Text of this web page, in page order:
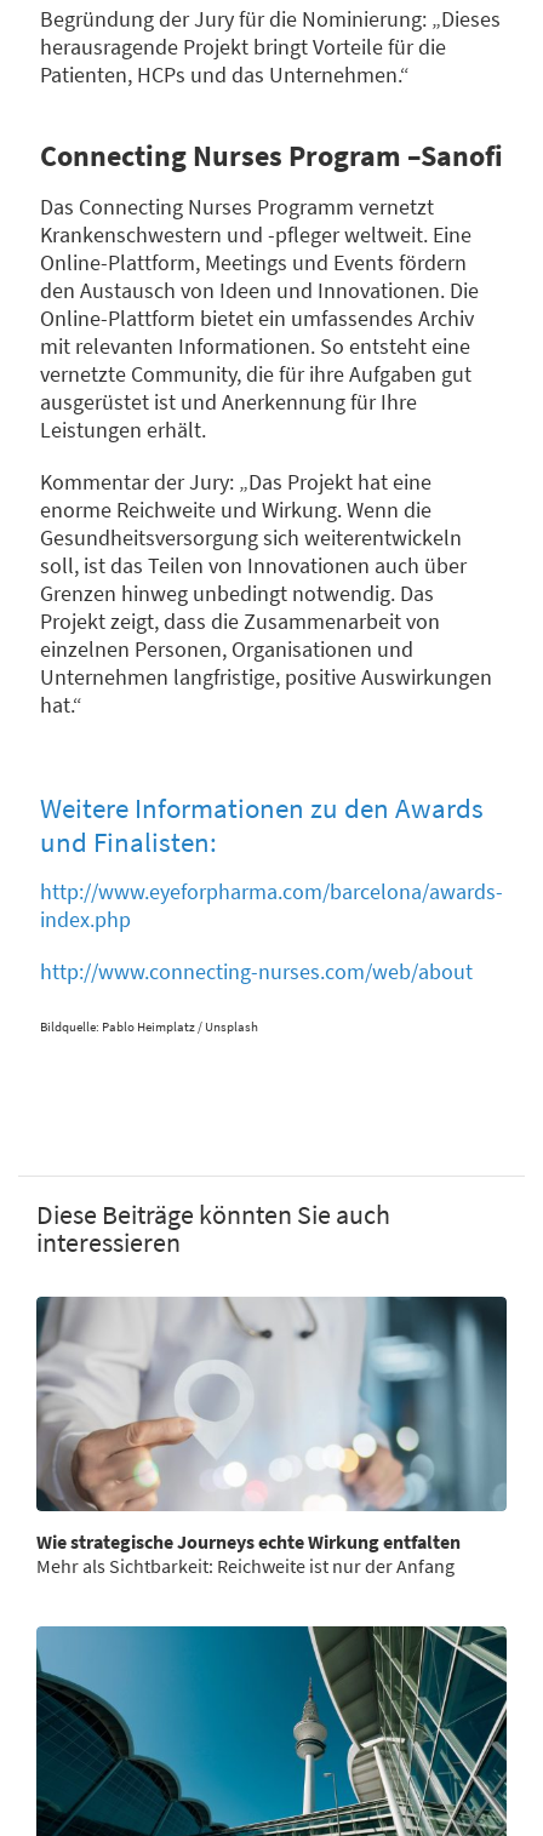
Begründung der Jury für die Nominierung: „Dieses
herausragende Projekt bringt Vorteile für die
Patienten, HCPs und das Unternehmen.“
Connecting Nurses Program –Sanofi
Das Connecting Nurses Programm vernetzt
Krankenschwestern und -pfleger weltweit. Eine
Online-Plattform, Meetings und Events fördern
den Austausch von Ideen und Innovationen. Die
Online-Plattform bietet ein umfassendes Archiv
mit relevanten Informationen. So entsteht eine
vernetzte Community, die für ihre Aufgaben gut
ausgerüstet ist und Anerkennung für Ihre
Leistungen erhält.
Kommentar der Jury: „Das Projekt hat eine
enorme Reichweite und Wirkung. Wenn die
Gesundheitsversorgung sich weiterentwickeln
soll, ist das Teilen von Innovationen auch über
Grenzen hinweg unbedingt notwendig. Das
Projekt zeigt, dass die Zusammenarbeit von
einzelnen Personen, Organisationen und
Unternehmen langfristige, positive Auswirkungen
hat.“
Weitere Informationen zu den Awards
und Finalisten:
http://www.eyeforpharma.com/barcelona/awards-
index.php
http://www.connecting-nurses.com/web/about
Bildquelle: Pablo Heimplatz / Unsplash
Diese Beiträge könnten Sie auch
interessieren
Wie strategische Journeys echte Wirkung entfalten
Mehr als Sichtbarkeit: Reichweite ist nur der Anfang